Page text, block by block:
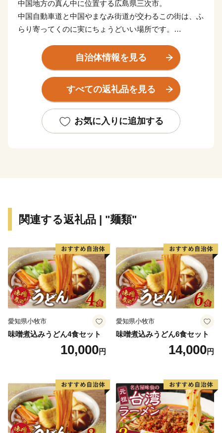
中国地方の真ん中に位置する広島県三次市。
中国自動車道と中国やまなみ街道が交わるこの街は、ふ
らり寄ってくのに実にちょうどいい場所です。
ん。1日では満喫できないから、気軽にちょくちょく寄
ってほしいです。
ついつい寄り道したくなる街、それが三次市です。
自治体情報を見る
すべての返礼品を見る
お気に入りに追加する
関連する返礼品 | "麺類"
愛知県小牧市
味噌煮込みうどん4食セット
10,000円
愛知県小牧市
味噌煮込みうどん6食セット
14,000円